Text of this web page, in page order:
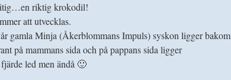
riktig krokodil!
att utvecklas.
gamla Minja (Åkerblommans Impuls) syskon ligger bakom
på mammans sida och på pappans sida ligger
led men ändå 🙂